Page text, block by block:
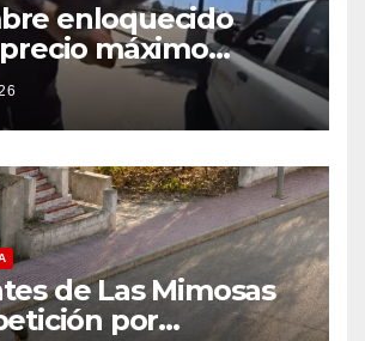
enloquecido
máximo
de llevar un cuchillo
con agentes del
de Los Ángeles
* The Gateway
por Cullen
de Las Mimosas
por